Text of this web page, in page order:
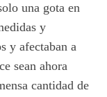
una gota en
y
y afectaban a
sean ahora
cantidad de